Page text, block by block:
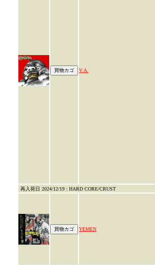
V.A.
再入荷日 2024/12/19 : HARD CORE/CRUST
YEMEN